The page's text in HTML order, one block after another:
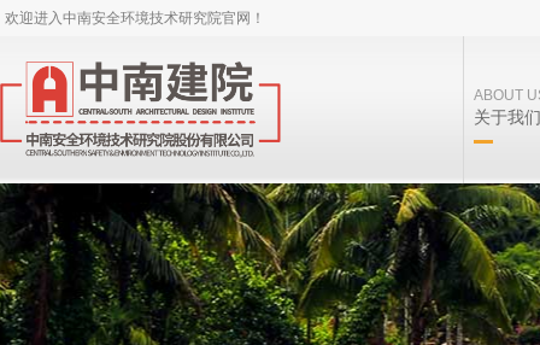
欢迎进入中南安全环境技术研究院官网！
ABOUT
关于我们